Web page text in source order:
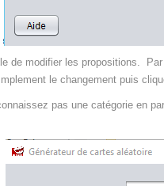
de modifier les propositions.
le changement puis
pas une catégorie en